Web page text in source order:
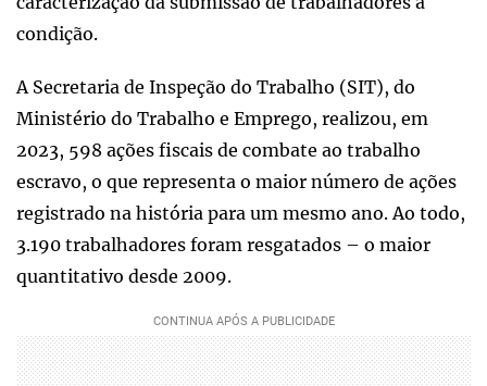
condição.
A Secretaria de Inspeção do Trabalho (SIT), do
Ministério do Trabalho e Emprego, realizou, em
2023, 598 ações fiscais de combate ao trabalho
escravo, o que representa o maior número de ações
registrado na história para um mesmo ano. Ao todo,
3.190 trabalhadores foram resgatados – o maior
quantitativo desde 2009.